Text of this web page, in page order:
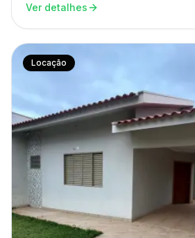
Ver detalhes
Locação